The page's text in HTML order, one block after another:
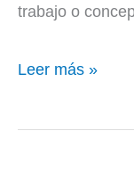
trabajo o
Leer más »